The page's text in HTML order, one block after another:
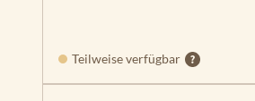
Teilweise verfügbar